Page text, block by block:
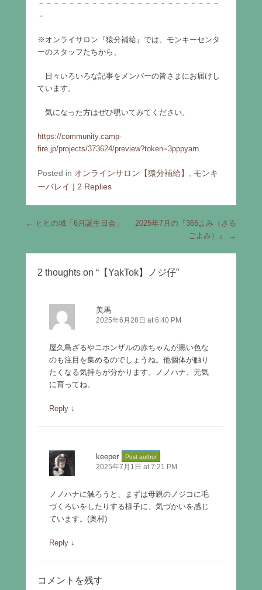
－－－－－－－－－－－－－－－－－－－－－－－－
－
※オンライサロン『猿分補給』では、モンキーセンタ
ーのスタッフたちから、
日々いろいろな記事をメンバーの皆さまにお届けし
ています。
気になった方はぜひ覗いてみてください。
https://community.camp-
fire.jp/projects/373624/preview?token=3pppyarn
Posted in オンラインサロン【猿分補給】
モンキ
ーバレイ | 2 Replies
Post navigation
← ヒヒの城「6月誕生日会」
2025年7月の『365よみ（さる
ごよみ）』
→
2 thoughts on “ 【YakTok】ノジ仔”
美馬
2025年6月28日 at 6:40 PM
屋久島ざるやニホンザルの赤ちゃんが黒い色な
のも注目を集めるのでしょうね。他個体が触り
たくなる気持ちが分かります。ノノハナ、元気
に育ってね。
Reply ↓
keeper Post author
2025年7月1日 at 7:21 PM
ノノハナに触ろうと、まずは母親のノジコに毛
づくろいをしたりする様子に、気づかいを感じ
ています。(奥村)
Reply ↓
コメントを残す